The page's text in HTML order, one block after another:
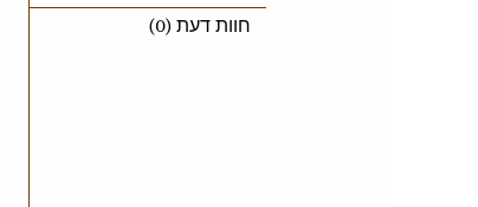
חוות דעת (0)